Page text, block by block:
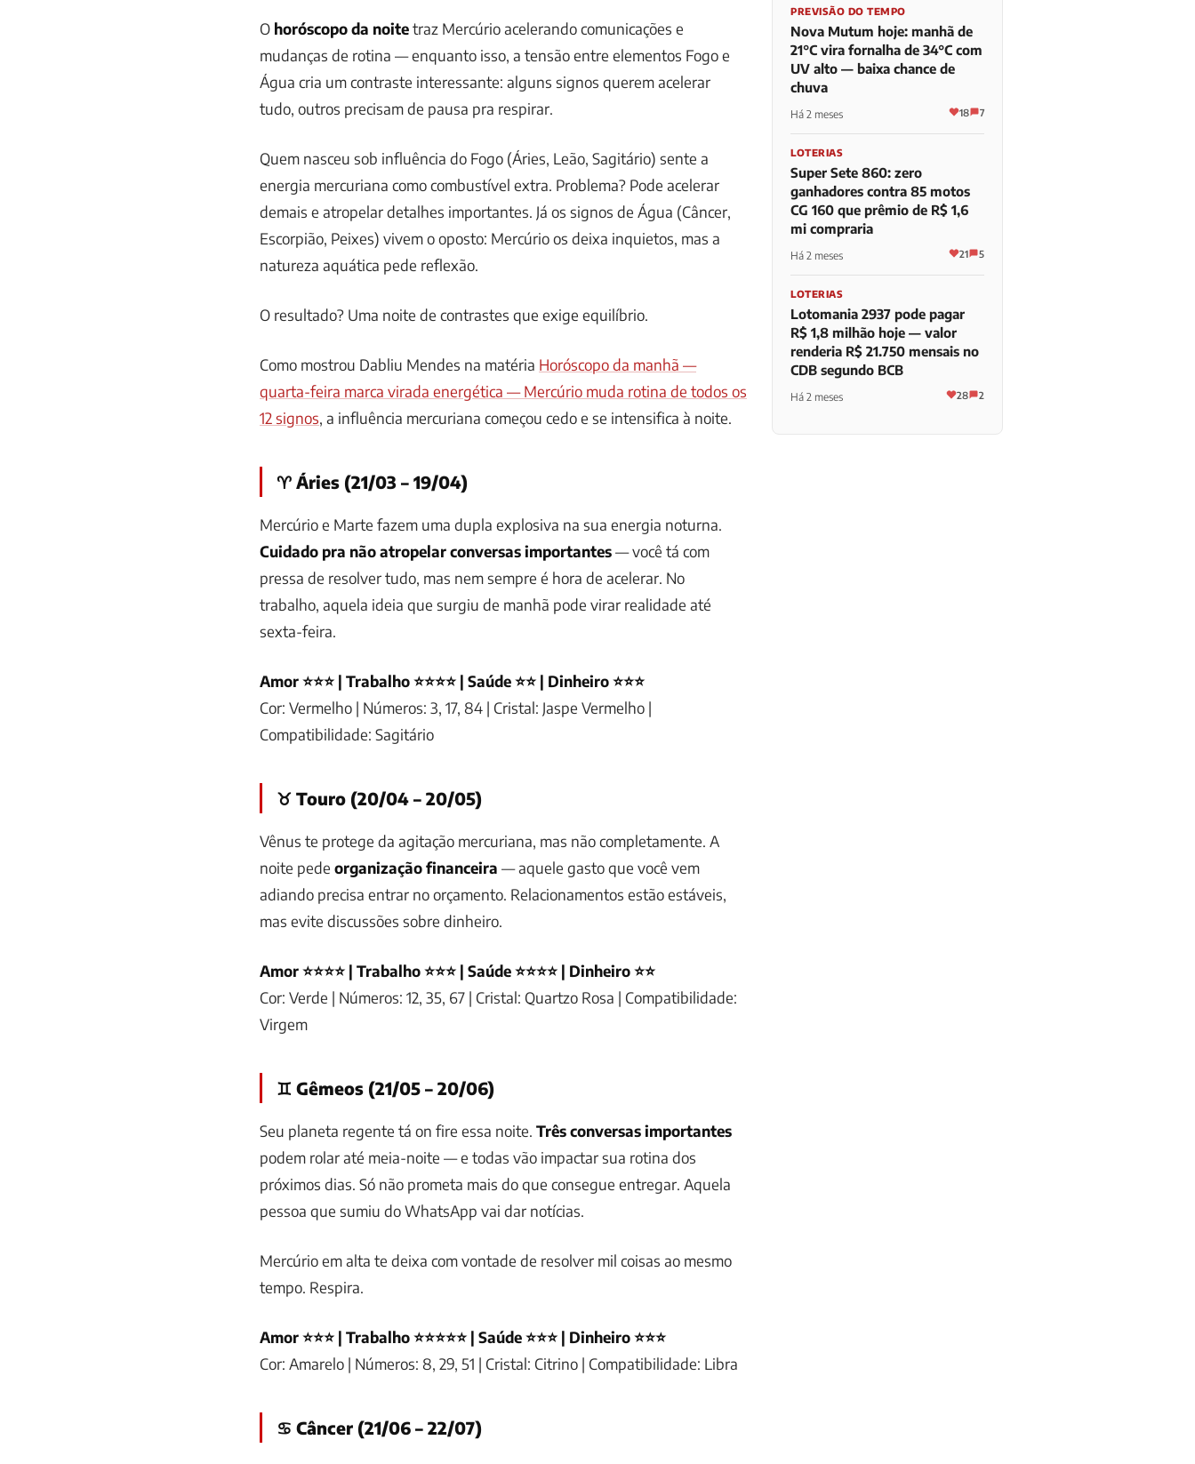
O horóscopo da noitetraz Mercúrio acelerando comunicações e
mudanças de rotina — enquanto isso, a tensão entre elementos Fogo e
Água cria um contraste interessante: alguns signos querem acelerar
tudo, outros precisam de pausa pra respirar.
Quem nasceu sob influência do Fogo (Áries, Leão, Sagitário) sente a
energia mercuriana como combustível extra. Problema? Pode acelerar
demais e atropelar detalhes importantes. Já os signos de Água (Câncer,
Escorpião, Peixes) vivem o oposto: Mercúrio os deixa inquietos, mas a
natureza aquática pede reflexão.
O resultado? Uma noite de contrastes que exige equilíbrio.
Como mostrou Dabliu Mendes na matéria Horóscopo da manhã —
quarta-feira marca virada energética — Mercúrio muda rotina de todos os
12 signos, a influência mercuriana começou cedo e se intensifica à noite.
♈ Áries (21/03 – 19/04)
Mercúrio e Marte fazem uma dupla explosiva na sua energia noturna.
Cuidado pra não atropelar conversas importantes— você tá com
pressa de resolver tudo, mas nem sempre é hora de acelerar. No
trabalho, aquela ideia que surgiu de manhã pode virar realidade até
sexta-feira.
Amor ⭐⭐⭐ | Trabalho ⭐⭐⭐⭐ | Saúde ⭐⭐ | Dinheiro ⭐⭐⭐
Cor: Vermelho | Números: 3, 17, 84 | Cristal: Jaspe Vermelho |
Compatibilidade: Sagitário
♉ Touro (20/04 – 20/05)
Vênus te protege da agitação mercuriana, mas não completamente. A
noite pede organização financeira — aquele gasto que você vem
adiando precisa entrar no orçamento. Relacionamentos estão estáveis,
mas evite discussões sobre dinheiro.
Amor ⭐⭐⭐⭐ | Trabalho ⭐⭐⭐ | Saúde ⭐⭐⭐⭐ | Dinheiro ⭐⭐
Cor: Verde | Números: 12, 35, 67 | Cristal: Quartzo Rosa | Compatibilidade:
Virgem
♊ Gêmeos (21/05 – 20/06)
Seu planeta regente tá on fire essa noite. Três conversas importantes
podem rolar até meia-noite — e todas vão impactar sua rotina dos
próximos dias. Só não prometa mais do que consegue entregar. Aquela
pessoa que sumiu do WhatsApp vai dar notícias.
Mercúrio em alta te deixa com vontade de resolver mil coisas ao mesmo
tempo. Respira.
Amor ⭐⭐⭐ | Trabalho ⭐⭐⭐⭐⭐ | Saúde ⭐⭐⭐ | Dinheiro ⭐⭐⭐
Cor: Amarelo | Números: 8, 29, 51 | Cristal: Citrino | Compatibilidade: Libra
♋ Câncer (21/06 – 22/07)
PREVISÃO DO TEMPO
Nova Mutum hoje: manhã de
21°C vira fornalha de 34°C com
UV alto — baixa chance de
chuva
Há 2 meses 18 7
LOTERIAS
Super Sete 860: zero
ganhadores contra 85 motos
CG 160 que prêmio de R$ 1,6
mi compraria
Há 2 meses 21 5
LOTERIAS
Lotomania 2937 pode pagar
R$ 1,8 milhão hoje — valor
renderia R$ 21.750 mensais no
CDB segundo BCB
Há 2 meses 28 2